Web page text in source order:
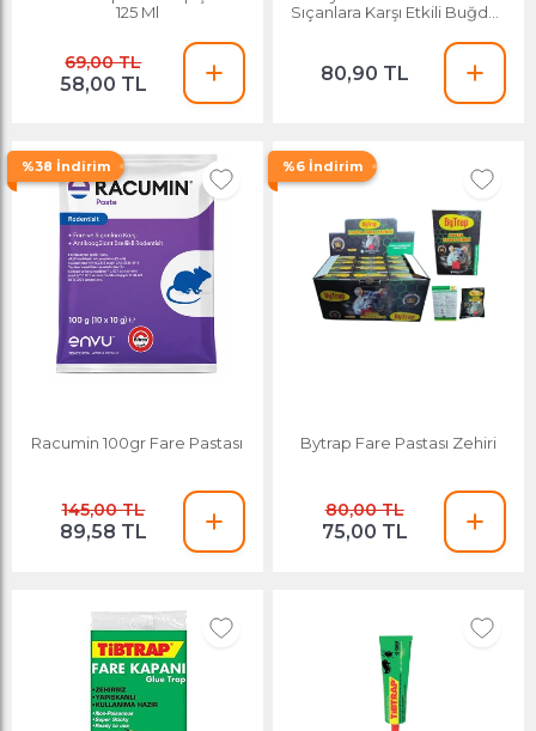
125 Ml
69,00 TL
58,00 TL
Sıçanlara Karşı Etkili Buğday
80,90 TL
%38 İndirim
Racumin 100gr Fare Pastası
145,00 TL
89,58 TL
%6 İndirim
Bytrap Fare Pastası Zehiri
80,00 TL
75,00 TL